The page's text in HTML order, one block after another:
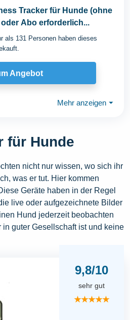
Tracker für Hunde (ohne
Abo erforderlich...
als 131 Personen haben dieses
Angebot
Mehr anzeigen ⏷
für Hunde
nicht nur wissen, wo sich ihr
was er tut. Hier kommen
Geräte haben in der Regel
live oder aufgezeichnete Bilder
Hund jederzeit beobachten
guter Gesellschaft ist und keine
9,8/10
sehr gut
★★★★★